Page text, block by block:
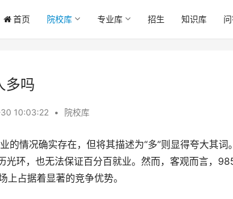
首页 院校库 专业库 招生 知识库
多吗
10:03:22 • 院校库
光环，也无法保证百分百就业。然而，客观而言，
上占据着显著的竞争优势。